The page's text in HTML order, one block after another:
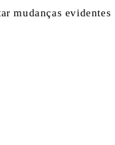
mudanças evidentes